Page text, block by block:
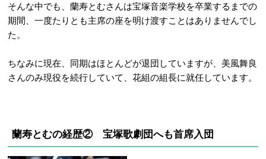
そんな中でも、蘭寿とむさんは宝塚音楽学校を卒業するまでの
期間、一度たりとも主席の座を明け渡すことはありませんでし
た。
ちなみに現在、同期はほとんどが退団していますが、美風舞良
さんのみ現役を続行していて、花組の組長に就任しています。
蘭寿とむの経歴② 宝塚歌劇団へも首席入団